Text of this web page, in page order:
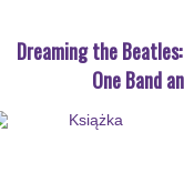
Dreaming the
One Band